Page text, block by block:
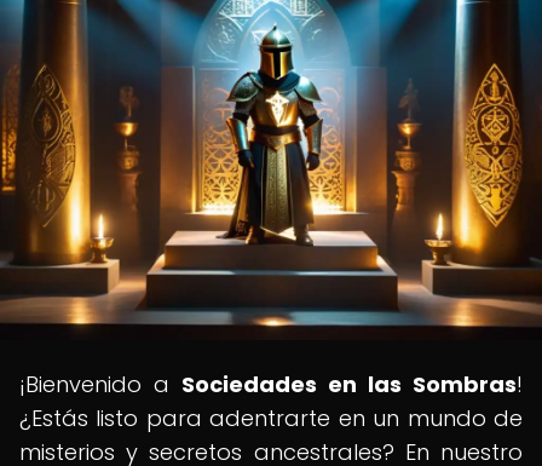
¡Bienvenido a Sociedades en las Sombras!
¿Estás listo para adentrarte en un mundo de
misterios y secretos ancestrales? En nuestro